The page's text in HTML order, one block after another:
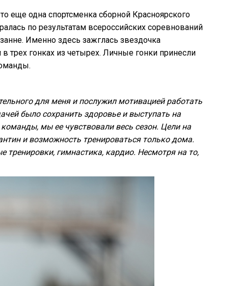
еще одна спортсменка сборной Красноярского
по результатам всероссийских соревнований
Именно здесь зажглась звездочка
трех гонках из четырех. Личные гонки принесли
для меня и послужил мотивацией работать
было сохранить здоровье и выступать на
мы ее чувствовали весь сезон. Цели на
и возможность тренироваться только дома.
гимнастика, кардио. Несмотря на то,